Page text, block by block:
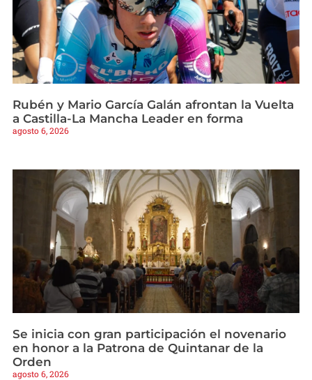
Rubén y Mario García Galán afrontan la Vuelta
a Castilla-La Mancha Leader en forma
agosto 6, 2026
Se inicia con gran participación el novenario
en honor a la Patrona de Quintanar de la
Orden
agosto 6, 2026